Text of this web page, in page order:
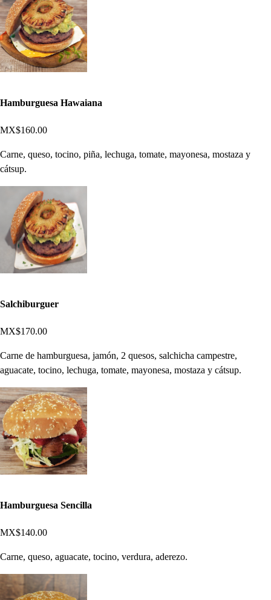
Hamburguesa Hawaiana
MX$160.00
Carne, queso, tocino, piña, lechuga, tomate, mayonesa, mostaza y
cátsup.
Salchiburguer
MX$170.00
Carne de hamburguesa, jamón, 2 quesos, salchicha campestre,
aguacate, tocino, lechuga, tomate, mayonesa, mostaza y cátsup.
Hamburguesa Sencilla
MX$140.00
Carne, queso, aguacate, tocino, verdura, aderezo.